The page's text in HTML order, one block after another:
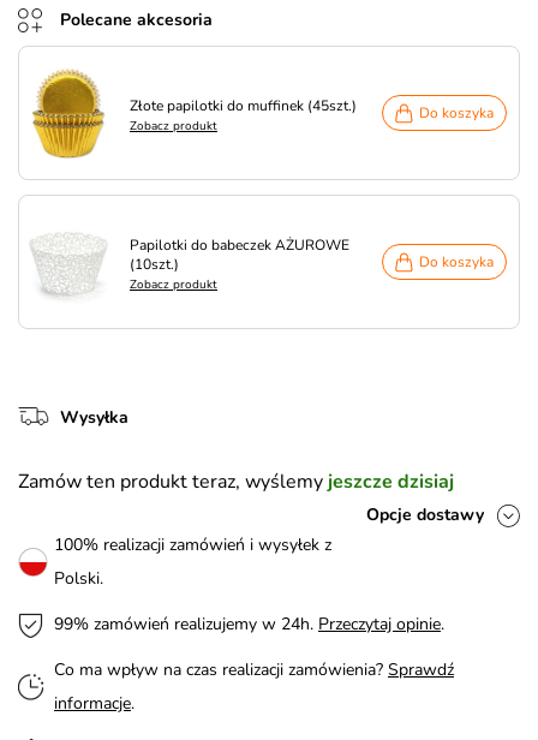
Polecane akcesoria
Złote papilotki do muffinek (45szt.)
Zobacz produkt
Do koszyka
Papilotki do babeczek AŻUROWE
(10szt.)
Zobacz produkt
Do koszyka
Wysyłka
Zamów ten produkt teraz, wyślemy jeszcze dzisiaj
Opcje dostawy
100% realizacji zamówień i wysyłek z
Polski.
99% zamówień realizujemy w 24h. Przeczytaj opinie.
Co ma wpływ na czas realizacji zamówienia? Sprawdź
informacje.